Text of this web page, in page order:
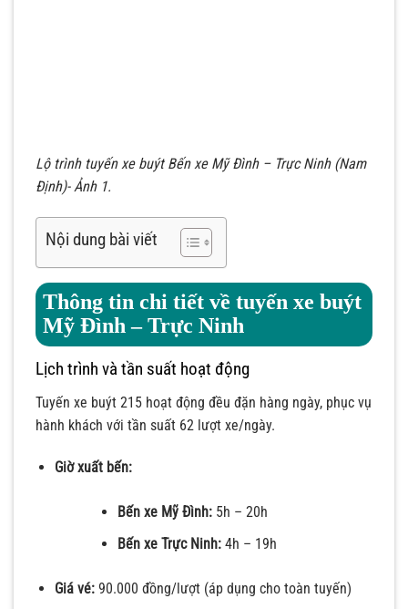
Lộ trình tuyến xe buýt Bến xe Mỹ Đình – Trực Ninh (Nam
Định)- Ảnh 1.
Nội dung bài viết
Thông tin chi tiết về tuyến xe buýt
Mỹ Đình – Trực Ninh
Lịch trình và tần suất hoạt động
Tuyến xe buýt 215 hoạt động đều đặn hàng ngày, phục vụ
hành khách với tần suất 62 lượt xe/ngày.
Giờ xuất bến:
Bến xe Mỹ Đình:5h – 20h
Bến xe Trực Ninh:4h – 19h
Giá vé:90.000 đồng/lượt (áp dụng cho toàn tuyến)